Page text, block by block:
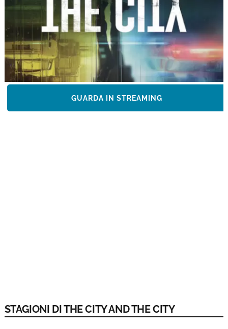
GUARDA IN STREAMING
STAGIONI DI THE CITY AND THE CITY